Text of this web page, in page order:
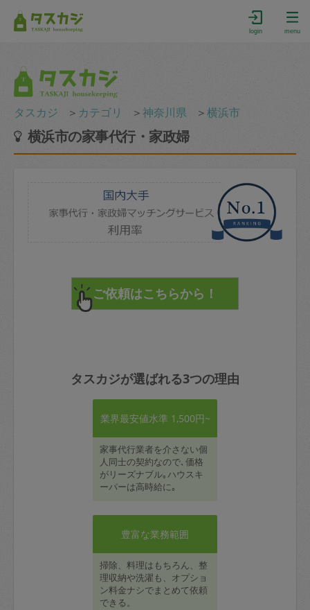
login menu
タスカジ ＞ カテゴリ ＞神奈川県 ＞横浜市
横浜市の家事代行・家政婦
タスカジが選ばれる3つの理由
業界最安値水準 1,500円~
家事代行業者を介さない個
人同士の契約なので､価格
がリーズナブル｡ハウスキ
ーパーは高時給に｡
豊富な業務範囲
掃除、料理はもちろん、整
理収納や洗濯も、オプショ
ン料金ナシでまとめて依頼
できる。